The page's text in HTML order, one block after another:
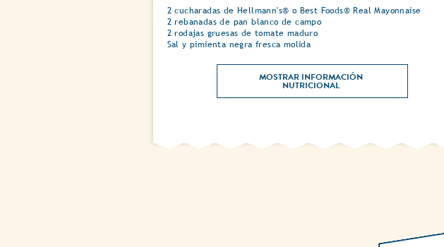
2 cucharadas de Hellmann's® o Best Foods® Real Mayonnaise
2 rebanadas de pan blanco de campo
2 rodajas gruesas de tomate maduro
Sal y pimienta negra fresca molida
MOSTRAR INFORMACIÓN